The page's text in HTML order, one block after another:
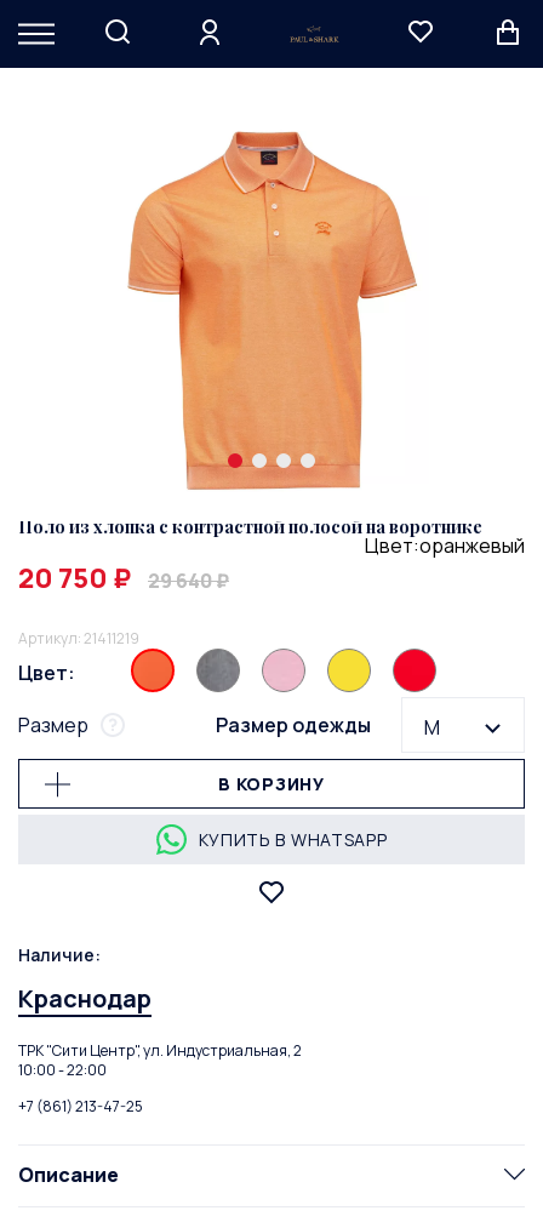
Артикул: 21411219
Поло из хлопка с контрастной полосой на воротнике
20 750 ₽ 29 640 ₽
Цвет:оранжевый
Цвет:
Размер одежды
M
Размер
В КОРЗИНУ
КУПИТЬ В WHATSAPP
Наличие:
Краснодар
ТРК "Сити Центр", ул. Индустриальная, 2
10:00 - 22:00
+7 (861) 213-47-25
Описание